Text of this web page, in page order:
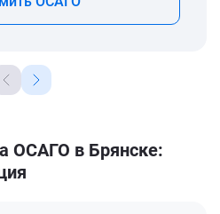
ОСАГО в Брянске: